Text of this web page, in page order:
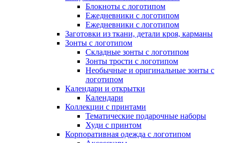
Блокноты с логотипом
Ежедневники с логотипом
Ежедневники с логотипом
Заготовки из ткани, детали кроя, карманы
Зонты с логотипом
Складные зонты с логотипом
Зонты трости с логотипом
Необычные и оригинальные зонты с
логотипом
Календари и открытки
Календари
Коллекции с принтами
Тематические подарочные наборы
Худи с принтом
Корпоративная одежда с логотипом